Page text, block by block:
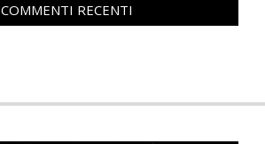
COMMENTI RECENTI